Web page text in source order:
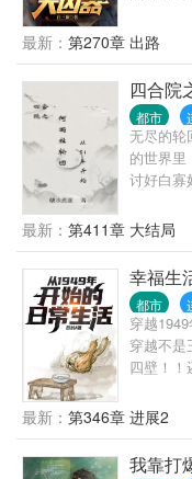
最新： 第270章 出路
四合院
都市
无尽的轮
的世界里
讨好白寡
最新： 第411章 大结局
幸福生
都市
穿越
穿越不是
四壁！
最新： 第346章 进展2
我靠打